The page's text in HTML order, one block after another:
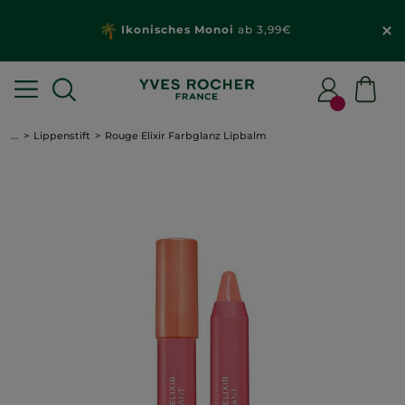
Ikonisches Monoi ab 3,99€
... Lippenstift Rouge Elixir Farbglanz Lipbalm